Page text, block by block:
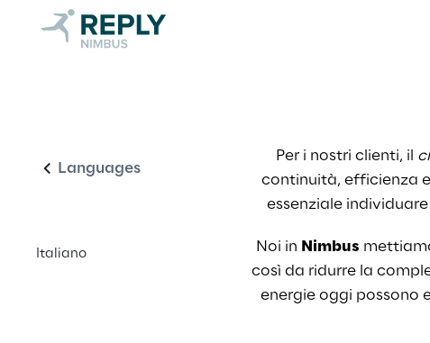
Languages
Italiano
coerenza
decisioni più Per i nostri clienti, il
continuità, efficienza e
essenziale
Noi in Nimbus
così da ridurre la
energie oggi possono